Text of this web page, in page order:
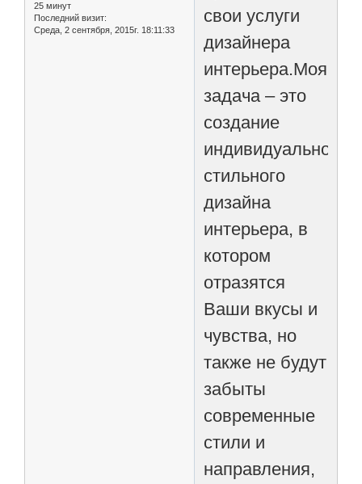
25 минут
Последний визит:
Среда, 2 сентября, 2015г. 18:11:33
свои услуги
дизайнера
интерьера.Моя
задача – это
создание
индивидуального
стильного
дизайна
интерьера, в
котором
отразятся
Ваши вкусы и
чувства, но
также не будут
забыты
современные
стили и
направления,